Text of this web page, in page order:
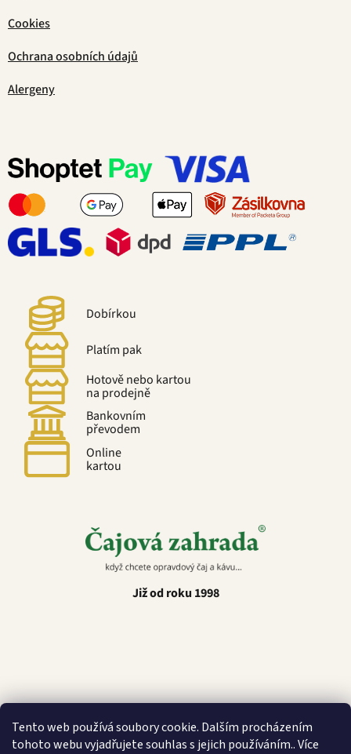
Tento web používá soubory cookie. Dalším procházením
tohoto webu vyjadřujete souhlas s jejich používáním.. Více
Cookies
Ochrana osobních údajů
Alergeny
Dobírkou
Platím pak
Hotově nebo kartou
na prodejně
Bankovním
převodem
Online
kartou
Již od roku 1998
Latino Café